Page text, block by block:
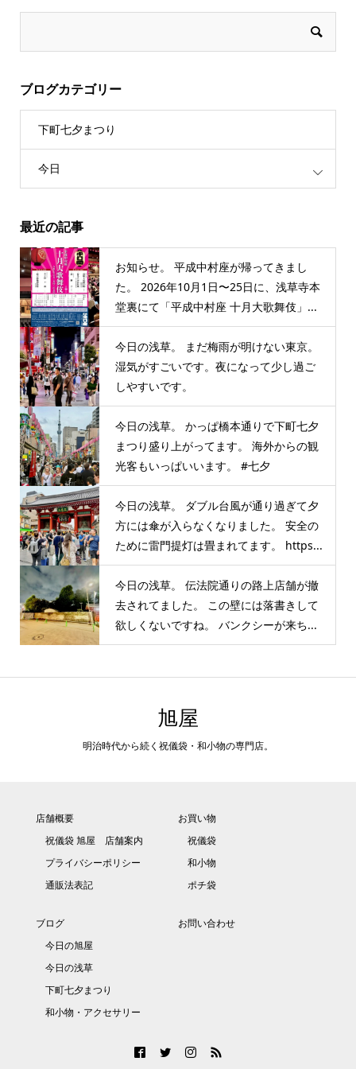
ブログカテゴリー
下町七夕まつり
今日
最近の記事
お知らせ。 平成中村座が帰ってきまし
た。 2026年10月1日〜25日に、浅草寺本
堂裏にて「平成中村座 十月大歌舞伎」...
今日の浅草。 まだ梅雨が明けない東京。
湿気がすごいです。夜になって少し過ご
しやすいです。
今日の浅草。 かっぱ橋本通りで下町七夕
まつり盛り上がってます。 海外からの観
光客もいっぱいいます。 #七夕
今日の浅草。 ダブル台風が通り過ぎて夕
方には傘が入らなくなりました。 安全の
ために雷門提灯は畳まれてます。 https...
今日の浅草。 伝法院通りの路上店舗が撤
去されてました。 この壁には落書きして
欲しくないですね。 バンクシーが来ち...
旭屋
明治時代から続く祝儀袋・和小物の専門店。
店舗概要
祝儀袋 旭屋 店舗案内
プライバシーポリシー
通販法表記
お買い物
祝儀袋
和小物
ポチ袋
ブログ
今日の旭屋
今日の浅草
下町七夕まつり
和小物・アクセサリー
お問い合わせ